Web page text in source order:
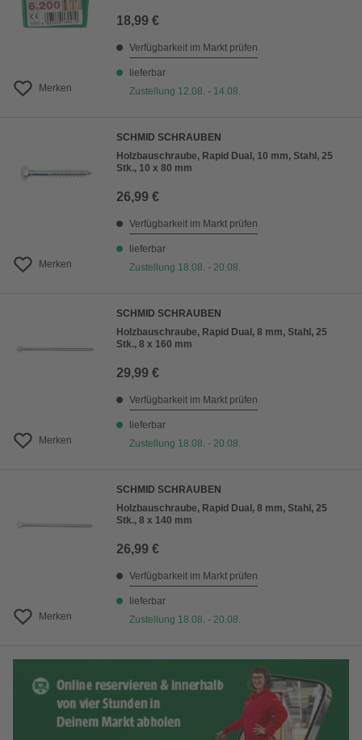
Merken
18,99 €
Verfügbarkeit im Markt prüfen
lieferbar
Zustellung 12.08. - 14.08.
Merken
SCHMID SCHRAUBEN
Holzbauschraube, Rapid Dual, 10 mm, Stahl, 25
Stk., 10 x 80 mm
26,99 €
Verfügbarkeit im Markt prüfen
lieferbar
Zustellung 18.08. - 20.08.
Merken
SCHMID SCHRAUBEN
Holzbauschraube, Rapid Dual, 8 mm, Stahl, 25
Stk., 8 x 160 mm
29,99 €
Verfügbarkeit im Markt prüfen
lieferbar
Zustellung 18.08. - 20.08.
Merken
SCHMID SCHRAUBEN
Holzbauschraube, Rapid Dual, 8 mm, Stahl, 25
Stk., 8 x 140 mm
26,99 €
Verfügbarkeit im Markt prüfen
lieferbar
Zustellung 18.08. - 20.08.